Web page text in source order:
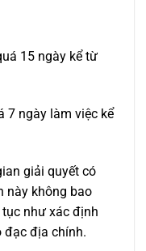
15 ngày kể từ
7 ngày làm việc kể
giải quyết có
này không bao
như xác định
đạc địa chính.